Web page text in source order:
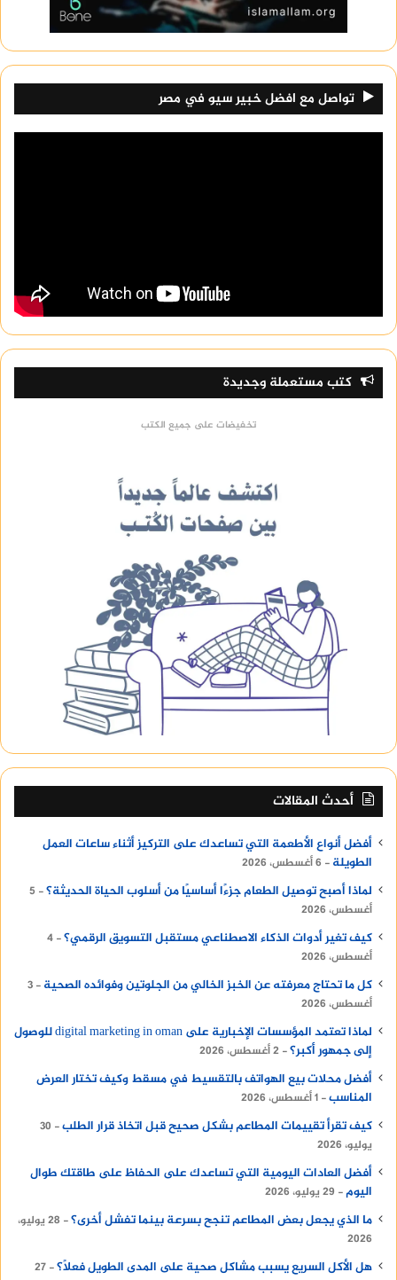
تواصل مع افضل خبير سيو في مصر
كتب مستعملة وجديدة
تخفيضات على جميع الكتب
أحدث المقالات
أفضل أنواع الأطعمة التي تساعدك على التركيز أثناء ساعات العمل
الطويلة
6 أغسطس، 2026
لماذا أصبح توصيل الطعام جزءًا أساسيًا من أسلوب الحياة الحديثة؟
5
أغسطس، 2026
كيف تغير أدوات الذكاء الاصطناعي مستقبل التسويق الرقمي؟ 4
أغسطس، 2026
كل ما تحتاج معرفته عن الخبز الخالي من الجلوتين وفوائده الصحية
3
أغسطس، 2026
لماذا تعتمد المؤسسات الإخبارية على digital marketing in oman للوصول
إلى جمهور أكبر؟ 2 أغسطس، 2026
أفضل محلات بيع الهواتف بالتقسيط في مسقط وكيف تختار العرض
المناسب 1 أغسطس، 2026
كيف تقرأ تقييمات المطاعم بشكل صحيح قبل اتخاذ قرار الطلب
30
يوليو، 2026
أفضل العادات اليومية التي تساعدك على الحفاظ على طاقتك طوال
اليوم
29 يوليو، 2026
ما الذي يجعل بعض المطاعم تنجح بسرعة بينما تفشل أخرى؟
28 يوليو،
2026
هل الأكل السريع يسبب مشاكل صحية على المدى الطويل فعلًا؟ 27